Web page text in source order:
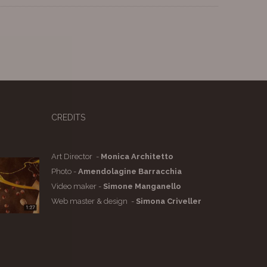
CREDITS
Art Director - Monica Architetto
Photo - Amendolagine Barracchia
Video maker - Simone Manganello
Web master & design - Simona Criveller